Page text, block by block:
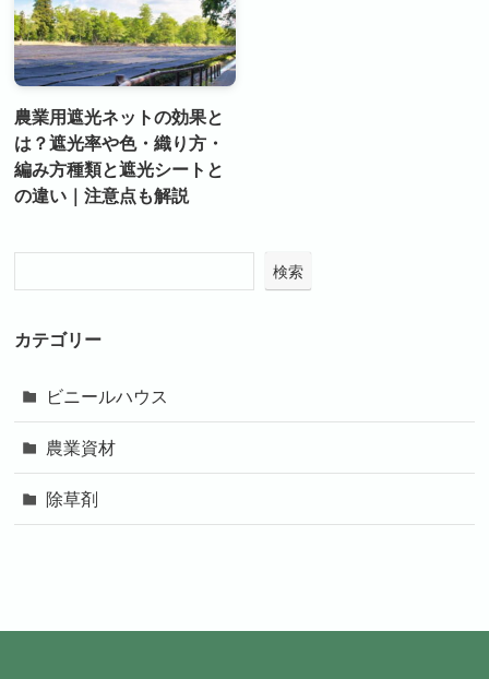
農業用遮光ネットの効果と
は？遮光率や色・織り方・
編み方種類と遮光シートと
の違い｜注意点も解説
検索
カテゴリー
ビニールハウス
農業資材
除草剤